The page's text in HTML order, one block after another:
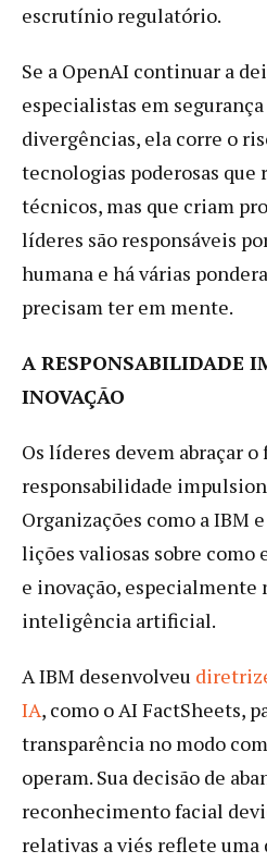
escrutínio regulatório.
Se a OpenAI continuar a
especialistas em
divergências, ela corre o
tecnologias poderosas que
técnicos, mas que criam
líderes são responsáveis
humana e há várias
precisam ter em mente.
A RESPONSABILIDADE
INOVAÇÃO
Os líderes devem abraçar o
responsabilidade
Organizações como a IBM
lições valiosas sobre
e inovação, especialmente
inteligência artificial.
A IBM desenvolveu
IA, como o AI FactSheets,
transparência no modo
operam. Sua decisão de
reconhecimento facial
relativas a viés reflete uma